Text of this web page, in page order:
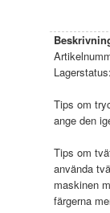
Lagerstatus:
Tips om
ange den
Tips om
använda
maskinen
färgerna